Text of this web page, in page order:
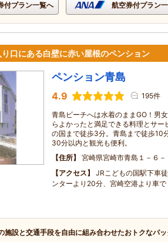
付プラン一覧へ 航空券付プラン
口にある白壁に赤い屋根のペンション
ペンション青島
4.9 195件
青島ビーチへは水着のままGO！男
らよかったと満足できる料理とサー
の国まで徒歩3分。青島まで徒歩10
30分以内と観光も便利。
住所
宮崎県宮崎市青島１－６－
アクセス
JRこどもの国駅下車
ンターより20分、宮崎空港より車で
施設と交通手段を自由に組み合わせたおトクなパ